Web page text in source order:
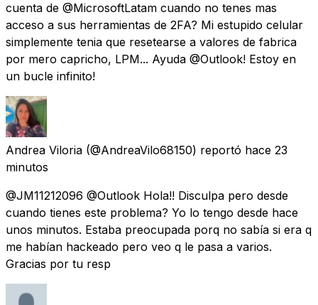
cuenta de @MicrosoftLatam cuando no tenes mas
acceso a sus herramientas de 2FA? Mi estupido celular
simplemente tenia que resetearse a valores de fabrica
por mero capricho, LPM... Ayuda @Outlook! Estoy en
un bucle infinito!
Andrea Viloria (@AndreaVilo68150) reportó hace 23
minutos
@JM11212096 @Outlook Hola!! Disculpa pero desde
cuando tienes este problema? Yo lo tengo desde hace
unos minutos. Estaba preocupada porq no sabía si era q
me habían hackeado pero veo q le pasa a varios.
Gracias por tu resp